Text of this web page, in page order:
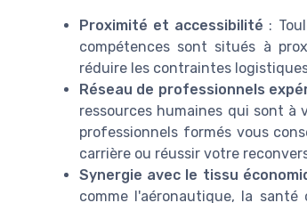
Proximité et accessibilité :
compétences sont situés à
réduire les contraintes
Réseau de professionnels
ressources humaines qui sont à
professionnels formés vous
carrière ou réussir votre
Synergie avec le tissu
comme l'aéronautique, la